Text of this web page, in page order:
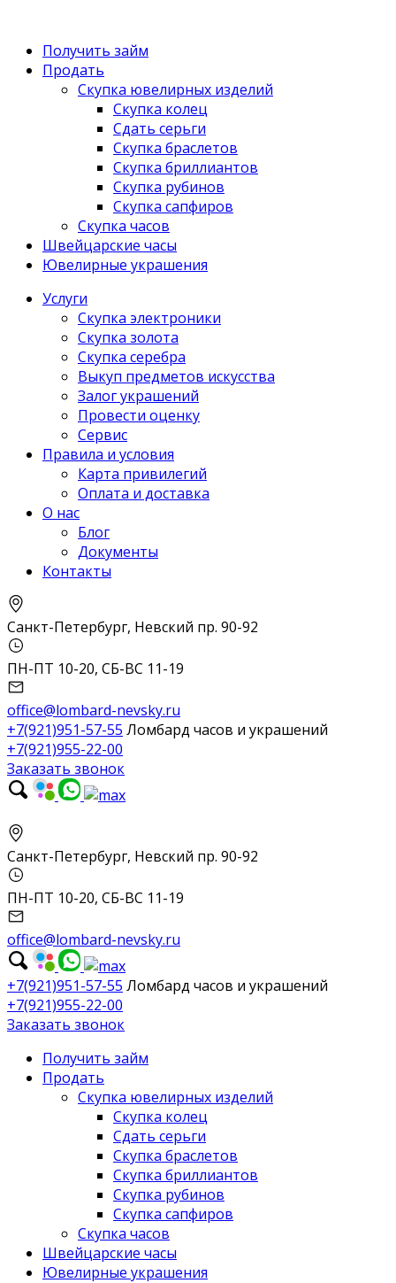
Получить займ
Продать
Скупка ювелирных изделий
Скупка колец
Сдать серьги
Скупка браслетов
Скупка бриллиантов
Скупка рубинов
Скупка сапфиров
Скупка часов
Швейцарские часы
Ювелирные украшения
Услуги
Скупка электроники
Скупка золота
Скупка серебра
Выкуп предметов искусства
Залог украшений
Провести оценку
Сервис
Правила и условия
Карта привилегий
Оплата и доставка
О нас
Блог
Документы
Контакты
Санкт-Петербург, Невский пр. 90-92
ПН-ПТ 10-20, СБ-ВС 11-19
office@lombard-nevsky.ru
+7(921)951-57-55 Ломбард часов и украшений
+7(921)955-22-00
Заказать звонок
Санкт-Петербург, Невский пр. 90-92
ПН-ПТ 10-20, СБ-ВС 11-19
office@lombard-nevsky.ru
+7(921)951-57-55 Ломбард часов и украшений
+7(921)955-22-00
Заказать звонок
Получить займ
Продать
Скупка ювелирных изделий
Скупка колец
Сдать серьги
Скупка браслетов
Скупка бриллиантов
Скупка рубинов
Скупка сапфиров
Скупка часов
Швейцарские часы
Ювелирные украшения